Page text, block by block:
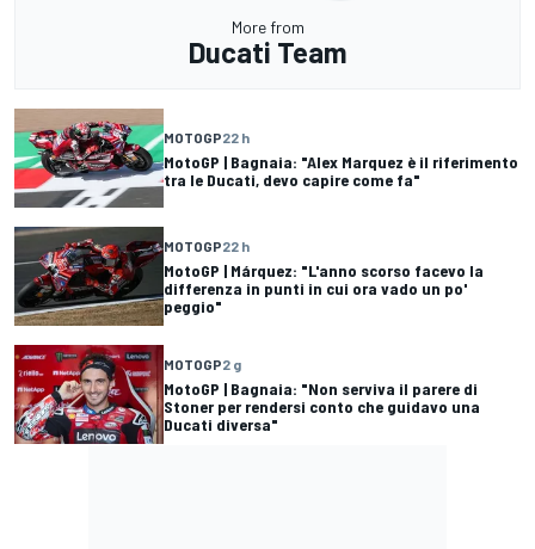
More from
Ducati Team
MOTOGP22 h
MotoGP | Bagnaia: "Alex Marquez è il riferimento
tra le Ducati, devo capire come fa"
MOTOGP22 h
MotoGP | Márquez: "L'anno scorso facevo la
differenza in punti in cui ora vado un po'
peggio"
MOTOGP2 g
MotoGP | Bagnaia: "Non serviva il parere di
Stoner per rendersi conto che guidavo una
Ducati diversa"